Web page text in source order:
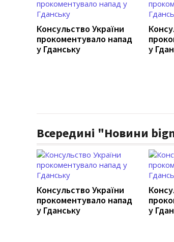
Консульство України
прокоментувало напад
у Гданську
у
Всередині "Новини
Консульство України
прокоментувало напад
у Гданську
у